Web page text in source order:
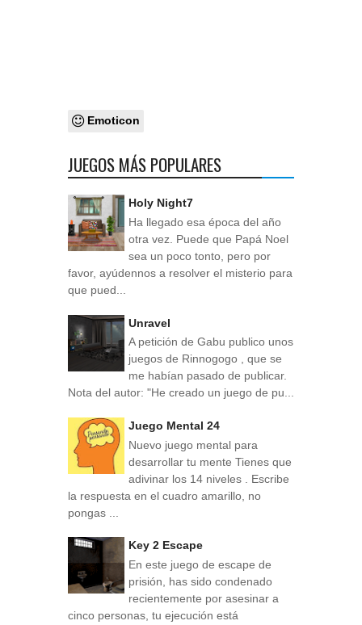
Emoticon
JUEGOS MÁS POPULARES
Holy Night7
Ha llegado esa época del año
otra vez. Puede que Papá Noel
sea un poco tonto, pero por
favor, ayúdennos a resolver el misterio para
que pued...
Unravel
A petición de Gabu publico unos
juegos de Rinnogogo , que se
me habían pasado de publicar.
Nota del autor: "He creado un juego de pu...
Juego Mental 24
Nuevo juego mental para
desarrollar tu mente Tienes que
adivinar los 14 niveles . Escribe
la respuesta en el cuadro amarillo, no
pongas ...
Key 2 Escape
En este juego de escape de
prisión, has sido condenado
recientemente por asesinar a
cinco personas, tu ejecución está